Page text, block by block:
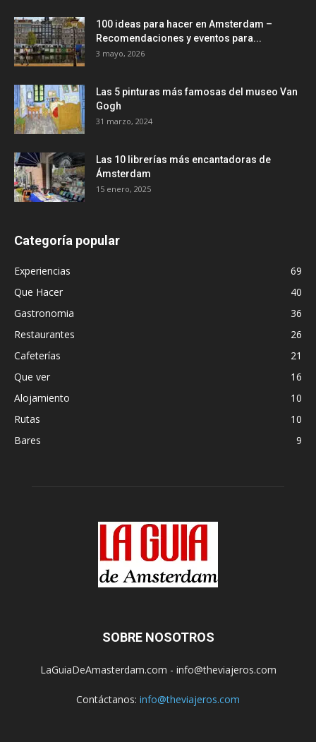
100 ideas para hacer en Amsterdam –
Recomendaciones y eventos para...
3 mayo, 2026
Las 5 pinturas más famosas del museo Van
Gogh
31 marzo, 2024
Las 10 librerías más encantadoras de
Ámsterdam
15 enero, 2025
Categoría popular
Experiencias
69
Que Hacer
40
Gastronomia
36
Restaurantes
26
Cafeterías
21
Que ver
16
Alojamiento
10
Rutas
10
Bares
9
SOBRE NOSOTROS
LaGuiaDeAmasterdam.com - info@theviajeros.com
Contáctanos: info@theviajeros.com